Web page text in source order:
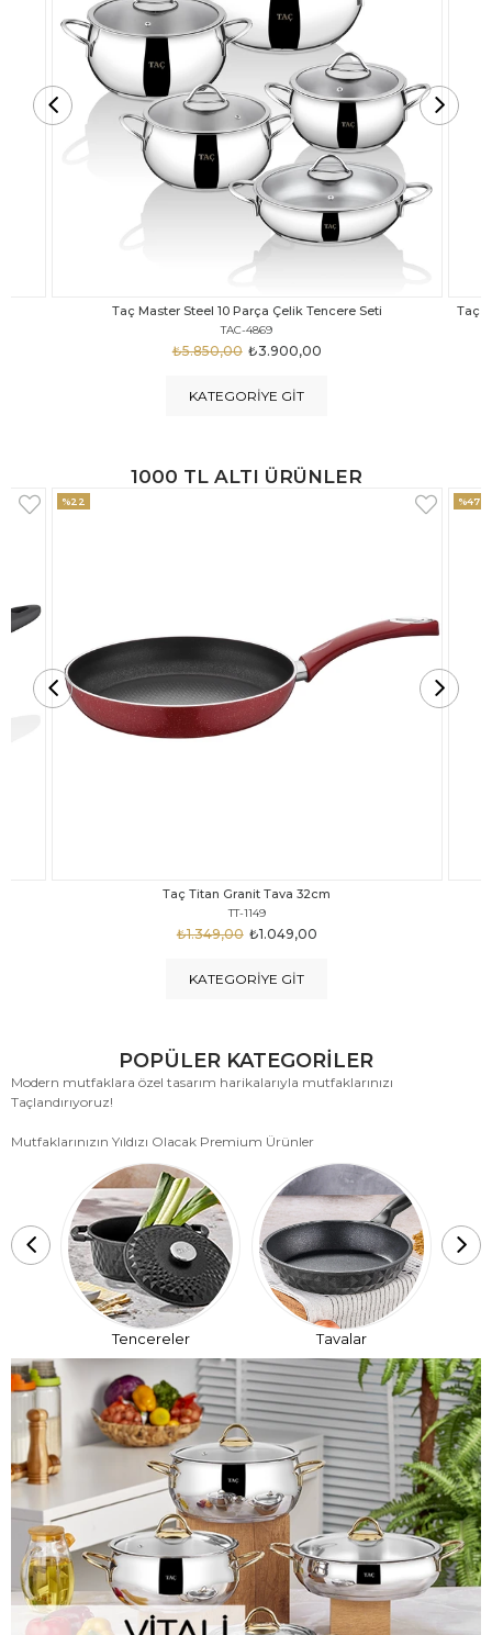
Taç Carabella Döküm Cam Kapak 7 Parça Tencere Seti Siyah
TAC-3817
₺3.250,00
₺4.350,00
KATEGORIYE GIT
1000 TL ALTI ÜRÜNLER
Taç Titan Granit Tava 30cm
TT-1148
₺999,00
₺1.875,00
%47 %18
KATEGORIYE GIT
POPÜLER KATEGORİLER
Modern mutfaklara özel tasarım harikalarıyla mutfaklarınızı
Taçlandırıyoruz!
Mutfaklarınızın Yıldızı Olacak Premium Ürünler
Tencereler Tavalar